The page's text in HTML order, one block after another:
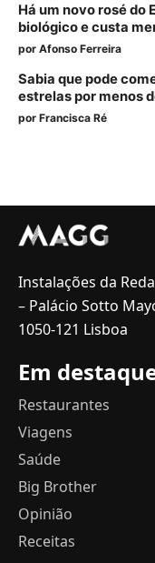
Há um novo rosé do
biológico e custa
por Afonso Ferreira
Sabia que pode
estrelas por menos
por Francisca Ré
Instalações da
– Palácio Sotto
1050-121 Lisboa
Em
Restaurantes
Viagens
Saúde
Big Brother
Opinião
Receitas